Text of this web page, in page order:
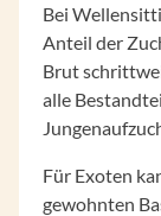
Bei
Anteil der
Brut
alle
Für Exoten
gewohnten